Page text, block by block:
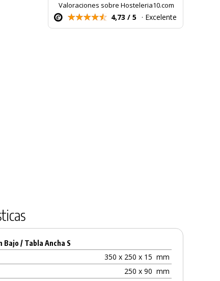
Valoraciones sobre Hosteleria10.com
4,73 / 5 · Excelente
Bajo / Tabla Ancha S
350 x 250 x 15 mm
250 x 90 mm